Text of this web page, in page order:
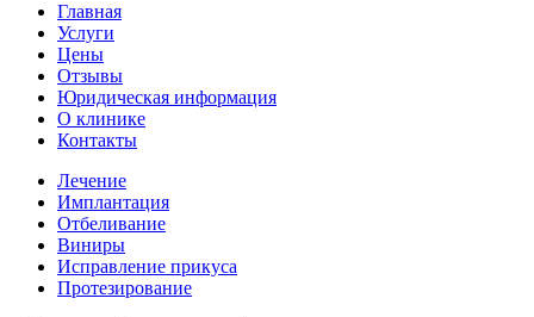
Главная
Услуги
Цены
Отзывы
Юридическая информация
О клинике
Контакты
Лечение
Имплантация
Отбеливание
Виниры
Исправление прикуса
Протезирование